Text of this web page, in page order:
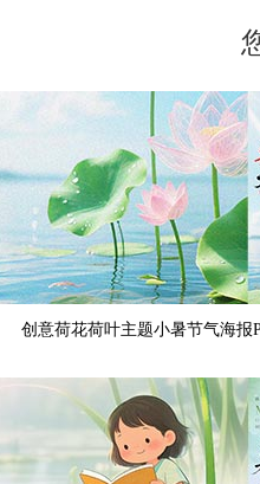
创意荷花荷叶主题小暑节气海报